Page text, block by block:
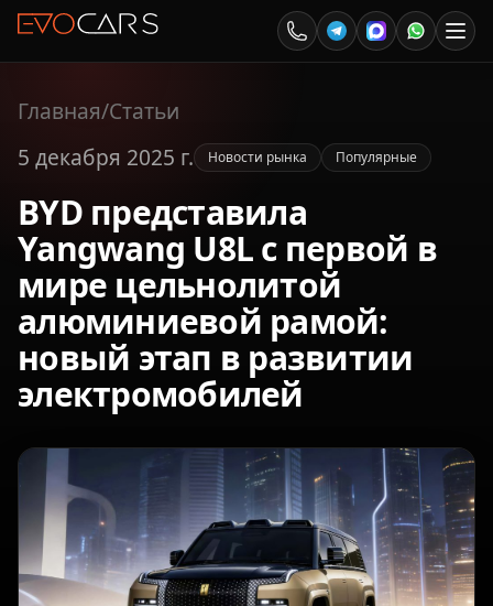
Главная/Статьи
5 декабря 2025 г.
Новости рынка Популярные
BYD представила
Yangwang U8L с первой в
мире цельнолитой
алюминиевой рамой:
новый этап в развитии
электромобилей